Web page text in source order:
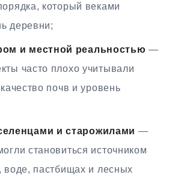
который веками
деревни;
и местной реальностью —
часто плохо учитывали
почв и уровень
и старожилами —
становиться источником
воде, пастбищах и лесных